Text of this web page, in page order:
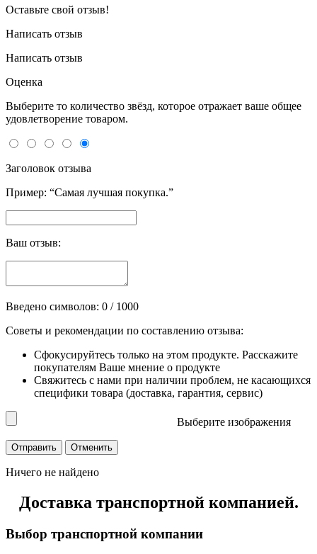
Оставьте свой отзыв!
Написать отзыв
Написать отзыв
Оценка
Выберите то количество звёзд, которое отражает ваше общее
удовлетворение товаром.
Заголовок отзыва
Пример: “Самая лучшая покупка.”
Ваш отзыв:
Введено символов: 0 / 1000
Советы и рекомендации по составлению отзыва:
Сфокусируйтесь только на этом продукте. Расскажите
покупателям Ваше мнение о продукте
Свяжитесь с нами при наличии проблем, не касающихся
специфики товара (доставка, гарантия, сервис)
Выберите изображения
Ничего не найдено
Доставка транспортной компанией.
Выбор транспортной компании